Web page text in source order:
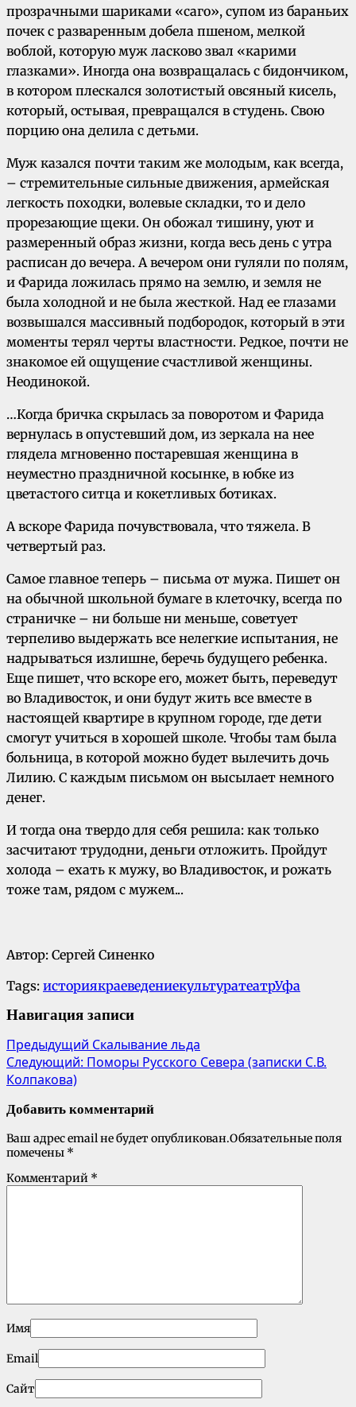
прозрачными шариками «саго», супом из бараньих
почек с разваренным добела пшеном, мелкой
воблой, которую муж ласково звал «карими
глазками». Иногда она возвращалась с бидончиком,
в котором плескался золотистый овсяный кисель,
который, остывая, превращался в студень. Свою
порцию она делила с детьми.
Муж казался почти таким же молодым, как всегда,
– стремительные сильные движения, армейская
легкость походки, волевые складки, то и дело
прорезающие щеки. Он обожал тишину, уют и
размеренный образ жизни, когда весь день с утра
расписан до вечера. А вечером они гуляли по полям,
и Фарида ложилась прямо на землю, и земля не
была холодной и не была жесткой. Над ее глазами
возвышался массивный подбородок, который в эти
моменты терял черты властности. Редкое, почти не
знакомое ей ощущение счастливой женщины.
Неодинокой.
…Когда бричка скрылась за поворотом и Фарида
вернулась в опустевший дом, из зеркала на нее
глядела мгновенно постаревшая женщина в
неуместно праздничной косынке, в юбке из
цветастого ситца и кокетливых ботиках.
А вскоре Фарида почувствовала, что тяжела. В
четвертый раз.
Самое главное теперь – письма от мужа. Пишет он
на обычной школьной бумаге в клеточку, всегда по
страничке – ни больше ни меньше, советует
терпеливо выдержать все нелегкие испытания, не
надрываться излишне, беречь будущего ребенка.
Еще пишет, что вскоре его, может быть, переведут
во Владивосток, и они будут жить все вместе в
настоящей квартире в крупном городе, где дети
смогут учиться в хорошей школе. Чтобы там была
больница, в которой можно будет вылечить дочь
Лилию. С каждым письмом он высылает немного
денег.
И тогда она твердо для себя решила: как только
засчитают трудодни, деньги отложить. Пройдут
холода – ехать к мужу, во Владивосток, и рожать
тоже там, рядом с мужем...
Автор: Сергей Синенко
Tags: историякраеведениекультуратеатрУфа
Навигация записи
Предыдущий Скалывание льда
Следующий: Поморы Русского Севера (записки С.В.
Колпакова)
Добавить комментарий
Ваш адрес email не будет опубликован.Обязательные поля
помечены *
Комментарий *
Имя
Email
Сайт